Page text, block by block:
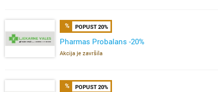
POPUST 20%
Pharmas Probalans -20%
Akcija je završila
POPUST 20%